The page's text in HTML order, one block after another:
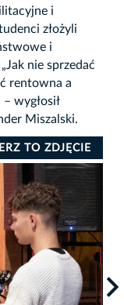
i
złożyli
i
nie sprzedać
rentowna a
wygłosił
Miszalski.
TO ZDJĘCIE